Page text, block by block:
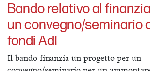
Bando relativo al
un convegno/seminario
fondi AdI
Il bando finanzia un progetto per un